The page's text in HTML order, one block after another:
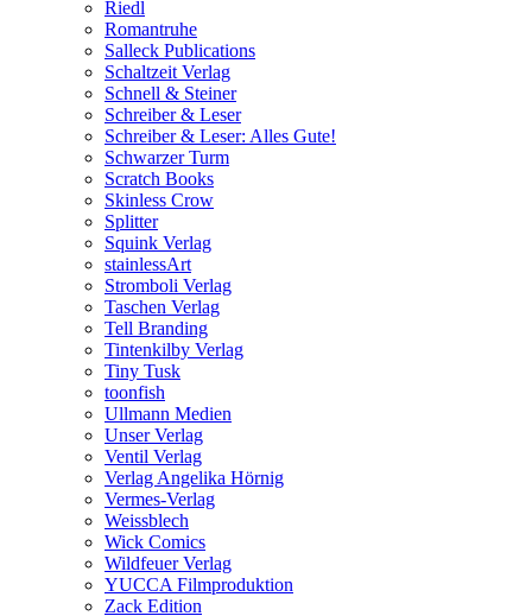
Riedl
Romantruhe
Salleck Publications
Schaltzeit Verlag
Schnell & Steiner
Schreiber & Leser
Schreiber & Leser: Alles Gute!
Schwarzer Turm
Scratch Books
Skinless Crow
Splitter
Squink Verlag
stainlessArt
Stromboli Verlag
Taschen Verlag
Tell Branding
Tintenkilby Verlag
Tiny Tusk
toonfish
Ullmann Medien
Unser Verlag
Ventil Verlag
Verlag Angelika Hörnig
Vermes-Verlag
Weissblech
Wick Comics
Wildfeuer Verlag
YUCCA Filmproduktion
Zack Edition